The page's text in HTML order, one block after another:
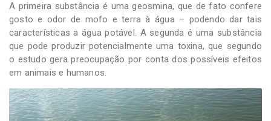
A primeira substância é uma geosmina, que de fato confere
gosto e odor de mofo e terra à água – podendo dar tais
características a água potável. A segunda é uma substância
que pode produzir potencialmente uma toxina, que segundo
o estudo gera preocupação por conta dos possíveis efeitos
em animais e humanos.